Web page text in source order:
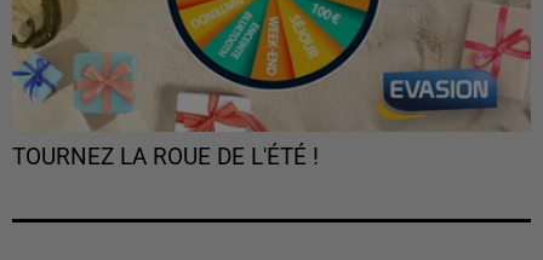
TOURNEZ LA ROUE DE L'ÉTÉ !